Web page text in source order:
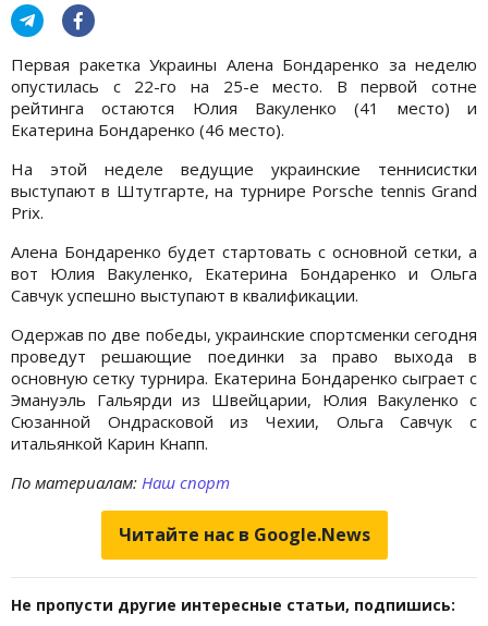
Первая ракетка Украины Алена Бондаренко за неделю
опустилась с 22-го на 25-е место. В первой сотне
рейтинга остаются Юлия Вакуленко (41 место) и
Екатерина Бондаренко (46 место).
На этой неделе ведущие украинские теннисистки
выступают в Штутгарте, на турнире Porsche tennis Grand
Prix.
Алена Бондаренко будет стартовать с основной сетки, а
вот Юлия Вакуленко, Екатерина Бондаренко и Ольга
Савчук успешно выступают в квалификации.
Одержав по две победы, украинские спортсменки сегодня
проведут решающие поединки за право выхода в
основную сетку турнира. Екатерина Бондаренко сыграет с
Эмануэль Гальярди из Швейцарии, Юлия Вакуленко с
Сюзанной Ондрасковой из Чехии, Ольга Савчук с
итальянкой Карин Кнапп.
По материалам: Наш спорт
Читайте нас в Google.News
Не пропусти другие интересные статьи, подпишись: